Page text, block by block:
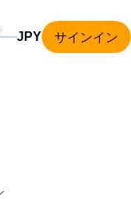
サインイン